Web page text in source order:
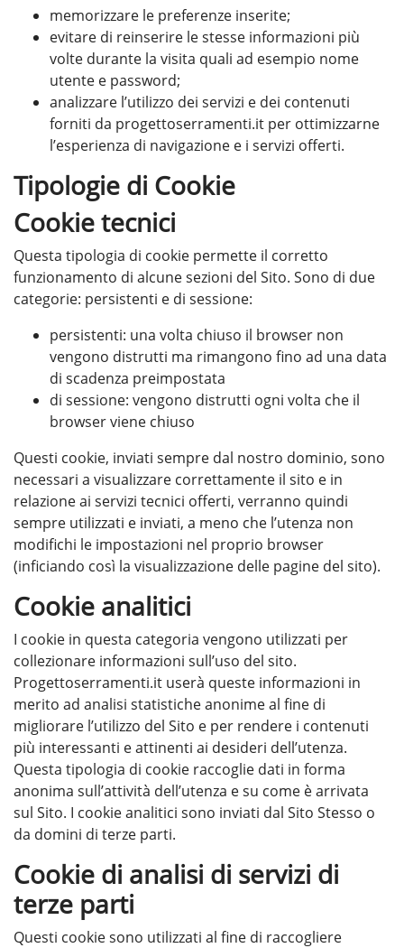
memorizzare le preferenze inserite;
evitare di reinserire le stesse informazioni più
volte durante la visita quali ad esempio nome
utente e password;
analizzare l’utilizzo dei servizi e dei contenuti
forniti da progettoserramenti.it per ottimizzarne
l’esperienza di navigazione e i servizi offerti.
Tipologie di Cookie
Cookie tecnici
Questa tipologia di cookie permette il corretto
funzionamento di alcune sezioni del Sito. Sono di due
categorie: persistenti e di sessione:
persistenti: una volta chiuso il browser non
vengono distrutti ma rimangono fino ad una data
di scadenza preimpostata
di sessione: vengono distrutti ogni volta che il
browser viene chiuso
Questi cookie, inviati sempre dal nostro dominio, sono
necessari a visualizzare correttamente il sito e in
relazione ai servizi tecnici offerti, verranno quindi
sempre utilizzati e inviati, a meno che l’utenza non
modifichi le impostazioni nel proprio browser
(inficiando così la visualizzazione delle pagine del sito).
Cookie analitici
I cookie in questa categoria vengono utilizzati per
collezionare informazioni sull’uso del sito.
Progettoserramenti.it userà queste informazioni in
merito ad analisi statistiche anonime al fine di
migliorare l’utilizzo del Sito e per rendere i contenuti
più interessanti e attinenti ai desideri dell’utenza.
Questa tipologia di cookie raccoglie dati in forma
anonima sull’attività dell’utenza e su come è arrivata
sul Sito. I cookie analitici sono inviati dal Sito Stesso o
da domini di terze parti.
Cookie di analisi di servizi di
terze parti
Questi cookie sono utilizzati al fine di raccogliere